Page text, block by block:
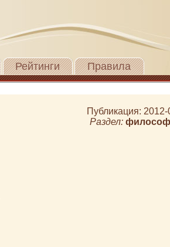
Рейтинги Правила
Публикация:
Раздел: